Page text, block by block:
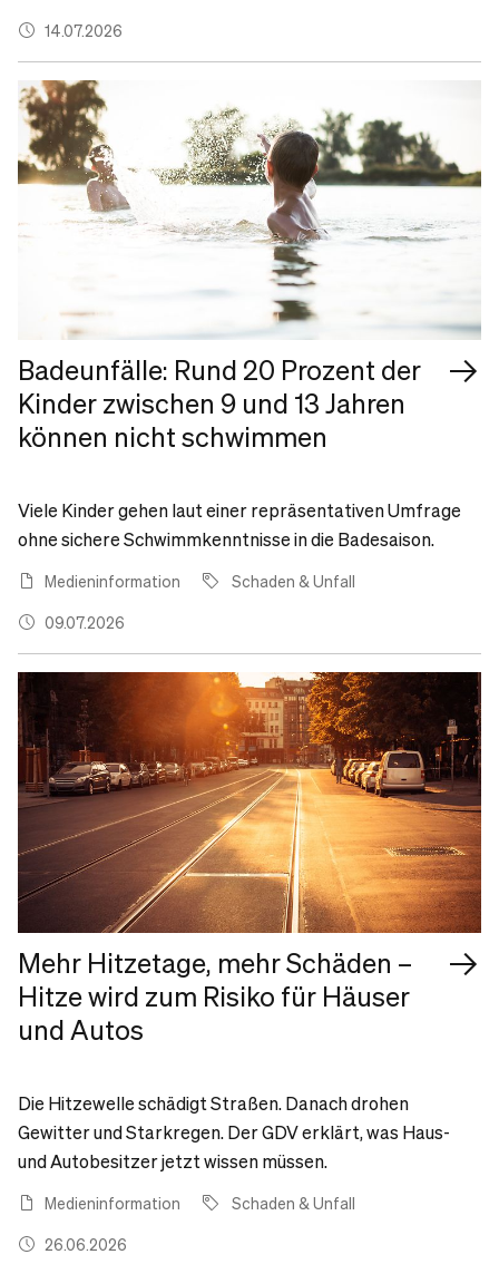
14.07.2026
Badeunfälle: Rund 20 Prozent der
Kinder zwischen 9 und 13 Jahren
können nicht schwimmen
Viele Kinder gehen laut einer repräsentativen Umfrage
ohne sichere Schwimmkenntnisse in die Badesaison.
Medieninformation Schaden & Unfall
09.07.2026
Mehr Hitzetage, mehr Schäden –
Hitze wird zum Risiko für Häuser
und Autos
Die Hitzewelle schädigt Straßen. Danach drohen
Gewitter und Starkregen. Der GDV erklärt, was Haus-
und Autobesitzer jetzt wissen müssen.
Medieninformation Schaden & Unfall
26.06.2026